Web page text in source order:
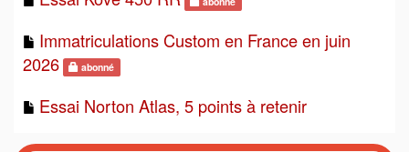
Immatriculations Custom en France en juin
2026
abonné
Essai Norton Atlas, 5 points à retenir